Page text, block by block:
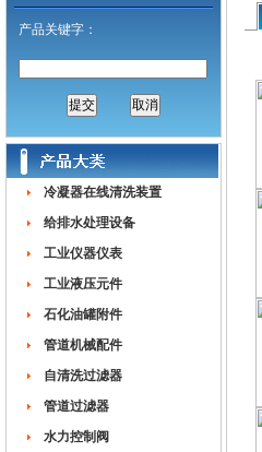
产品关键字：
冷凝器在线清洗装置
给排水处理设备
工业仪器仪表
工业液压元件
石化油罐附件
管道机械配件
自清洗过滤器
管道过滤器
水力控制阀